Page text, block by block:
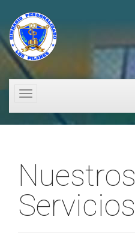
Toggle
Nuestros
Servicios